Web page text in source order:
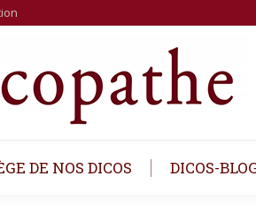
DE NOS DICOS DICOS-